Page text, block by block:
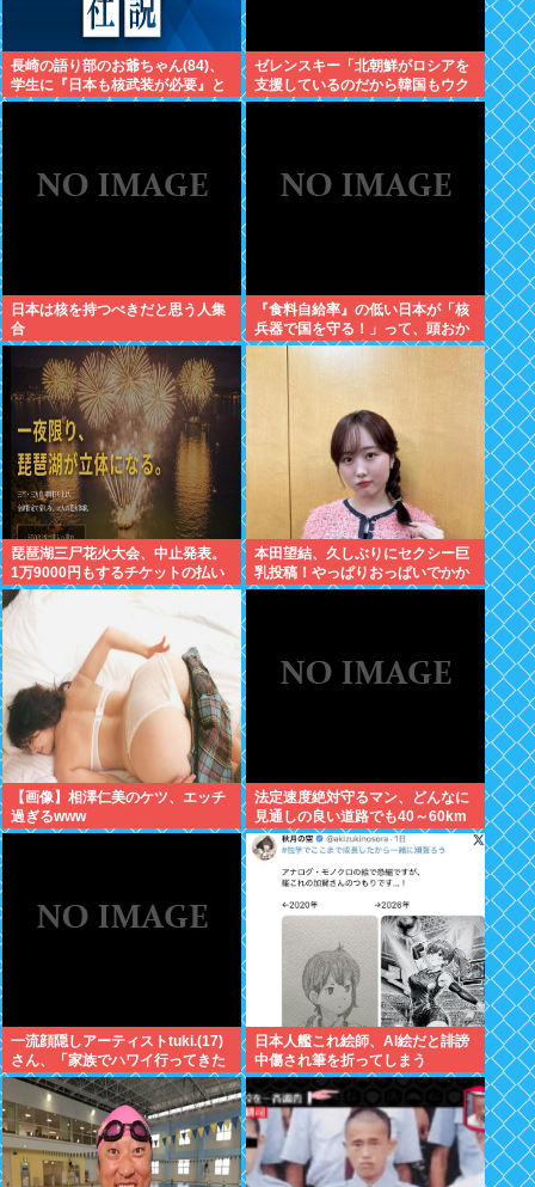
長崎の語り部のお爺ちゃん(84)、
学生に『日本も核武装が必要』と
言われびっくり
ゼレンスキー「北朝鮮がロシアを
支援しているのだから韓国もウク
ライナを支援しろ」
日本は核を持つべきだと思う人集
合
『食料自給率』の低い日本が「核
兵器で国を守る！」って、頭おか
しくね？食べ物止められたら終わ
琵琶湖三尸花火大会、中止発表。
1万9000円もするチケットの払い
戻しは「法的専門家への相談を行
いながら」で確約せず
本田望結、久しぶりにセクシー巨
乳投稿！やっぱりおっぱいでかか
った！
【画像】相澤仁美のケツ、エッチ
過ぎるwww
法定速度絶対守るマン、どんなに
見通しの良い道路でも40～60km
以上出さない
一流顔隠しアーティストtuki.(17)
さん、「家族でハワイ行ってきた
w」 自己顕示欲がどんどん抑えら
れなくなる
日本人艦これ絵師、AI絵だと誹謗
中傷され筆を折ってしまう